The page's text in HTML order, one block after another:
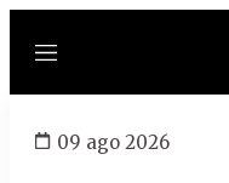
Menú
09 ago 2026